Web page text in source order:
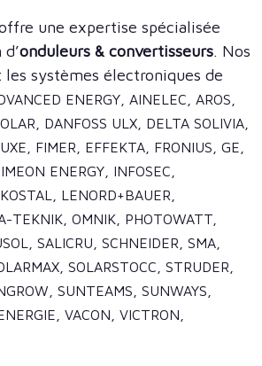
une expertise spécialisée
onduleurs & convertisseurs. Nos
systèmes électroniques de
ENERGY, AINELEC, AROS,
DANFOSS ULX, DELTA SOLIVIA,
FIMER, EFFEKTA, FRONIUS, GE,
ENERGY, INFOSEC,
LENORD+BAUER,
TEKNIK, OMNIK, PHOTOWATT,
SALICRU, SCHNEIDER, SMA,
SOLARSTOCC, STRUDER,
SUNTEAMS, SUNWAYS,
VACON, VICTRON,